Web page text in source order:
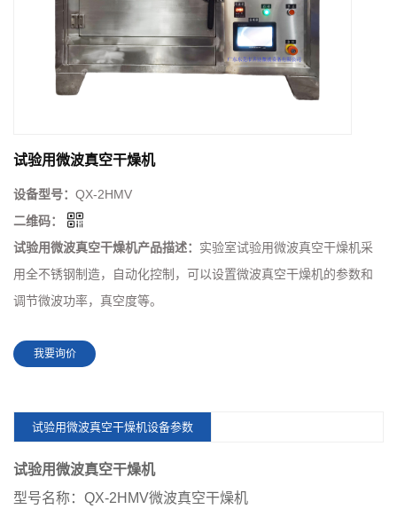
试验用微波真空干燥机
设备型号： QX-2HMV
二维码：
试验用微波真空干燥机产品描述： 实验室试验用微波真空干燥机采
用全不锈钢制造，自动化控制，可以设置微波真空干燥机的参数和
调节微波功率，真空度等。
我要询价
试验用微波真空干燥机设备参数
试验用微波真空干燥机
型号名称：QX-2HMV微波真空干燥机